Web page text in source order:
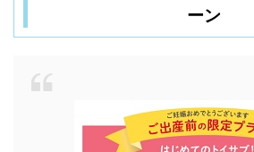
ーン